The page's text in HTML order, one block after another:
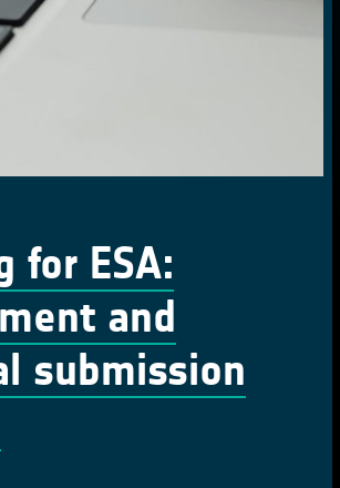
for ESA:
and
submission